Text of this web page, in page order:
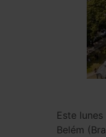
Este
Belém